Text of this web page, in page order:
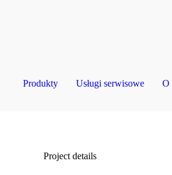
Produkty Usługi serwisowe O
Project details